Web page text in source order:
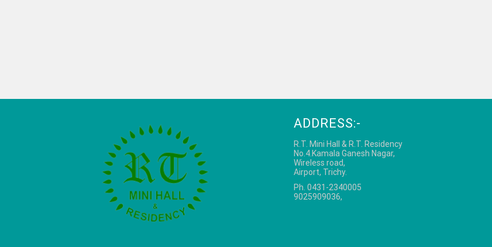
ADDRESS:-
R.T. Mini Hall & R.T. Residency
No.4.Kamala Ganesh Nagar,
Wireless road,
Airport, Trichy.
Ph. 0431-2340005
9025909036,